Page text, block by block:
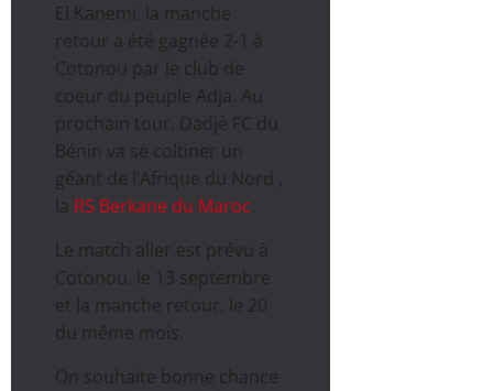
El Kanemi, la manche
retour a été gagnée 2-1 à
Cotonou par le club de
coeur du peuple Adja. Au
prochain tour, Dadjè FC du
Bénin va se coltiner un
géant de l’Afrique du Nord ,
la RS Berkane du Maroc
Le match aller est prévu à
Cotonou, le 13 septembre
et la manche retour, le 20
du même mois.
On souhaite bonne chance